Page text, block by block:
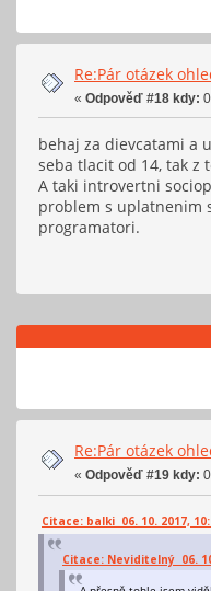
Re:Pár otázek
« Odpověď #18 kdy:
behaj za dievcatami a
seba tlacit od 14, tak z
A taki introvertni
problem s uplatnenim
programatori.
Re:Pár otázek
« Odpověď #19 kdy:
Citace: balki 06. 10. 2017,
Citace: Neviditelný 06.